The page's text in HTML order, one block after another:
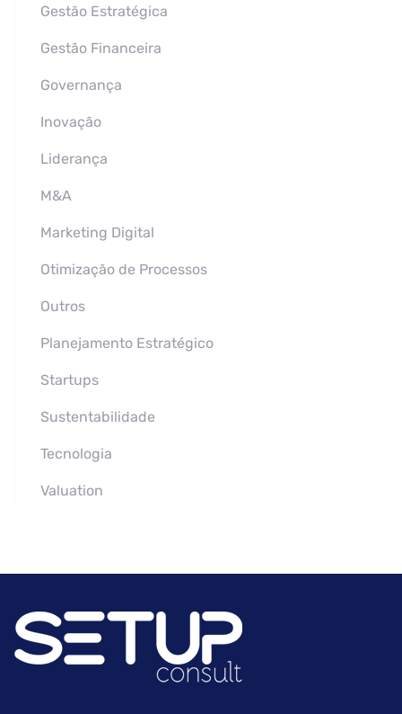
Gestão Estratégica
Gestão Financeira
Governança
Inovação
Liderança
M&A
Marketing Digital
Otimização de Processos
Outros
Planejamento Estratégico
Startups
Sustentabilidade
Tecnologia
Valuation